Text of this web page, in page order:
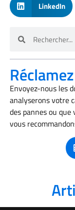
LinkedIn
Envoyez-nous les
analyserons votre
des pannes ou que
vous